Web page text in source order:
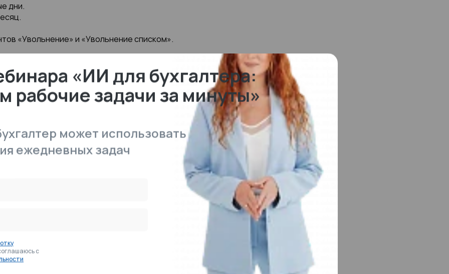
дни.
«Увольнение» и «Увольнение списком».
анализ зарплаты по месяцам и т. д.).
вопросов с пересечением отпуска и
оплаты.
отгулов.
начисления).
по страховым взносам. ЕФС-1: сведения
страхование от несчастных случаев на
«ИИ для бухгалтера:
рабочие задачи за минуты»
может использовать
ежедневных задач
с